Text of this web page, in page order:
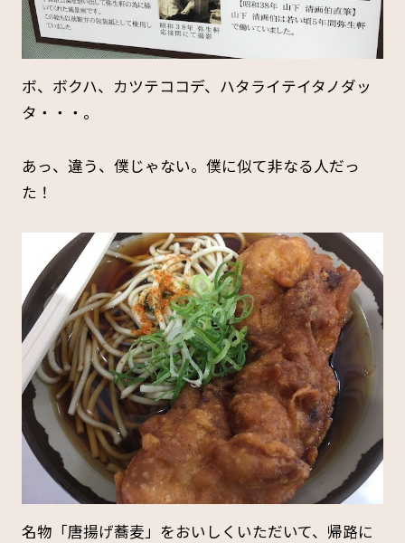
ボ、ボクハ、カツテココデ、ハタライテイタノダッ
タ・・・。
あっ、違う、僕じゃない。僕に似て非なる人だっ
た！
名物「唐揚げ蕎麦」をおいしくいただいて、帰路に